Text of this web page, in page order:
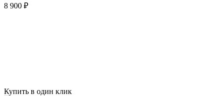
8 900 ₽
Купить в один клик